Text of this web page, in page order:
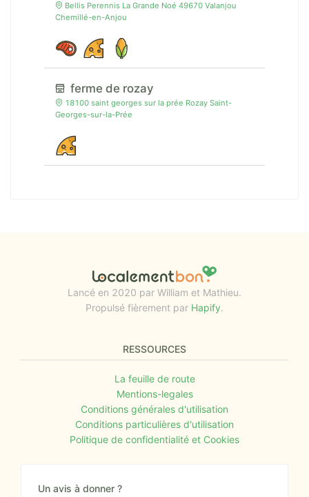
Bellis Perennis La Grande Noé 49670 Valanjou
Chemillé-en-Anjou
ferme de rozay
18100 saint georges sur la prée Rozay Saint-
Georges-sur-la-Prée
Lancé en 2020 par William et Mathieu.
Propulsé fièrement par Hapify.
RESSOURCES
La feuille de route
Mentions-legales
Conditions générales d'utilisation
Conditions particulières d'utilisation
Politique de confidentialité et Cookies
Un avis à donner ?